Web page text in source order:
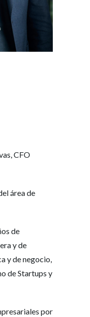
CFO
área de
de
y de
y de negocio,
de Startups y
por